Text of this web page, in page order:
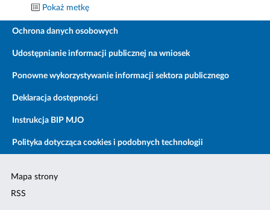
Pokaż metkę
Ochrona danych osobowych
Udostępnianie informacji publicznej na wniosek
Ponowne wykorzystywanie informacji sektora publicznego
Deklaracja dostępności
Instrukcja BIP MJO
Polityka dotycząca cookies i podobnych technologii
Mapa strony
RSS